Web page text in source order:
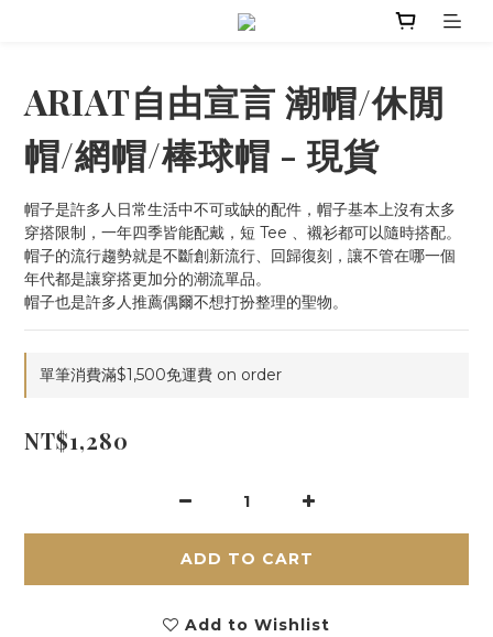
ARIAT自由宣言 潮帽/休閒
帽/網帽/棒球帽 - 現貨
帽子是許多人日常生活中不可或缺的配件，帽子基本上沒有太多
穿搭限制，一年四季皆能配戴，短 Tee 、襯衫都可以隨時搭配。
帽子的流行趨勢就是不斷創新流行、回歸復刻，讓不管在哪一個
年代都是讓穿搭更加分的潮流單品。
帽子也是許多人推薦偶爾不想打扮整理的聖物。
單筆消費滿$1,500免運費 on order
NT$1,280
ADD TO CART
Add to Wishlist